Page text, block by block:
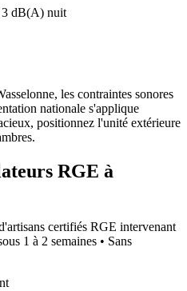
3 dB(A) nuit
les contraintes sonores
nationale s'applique
positionnez l'unité extérieure
RGE à
certifiés RGE intervenant
1 à 2 semaines • Sans